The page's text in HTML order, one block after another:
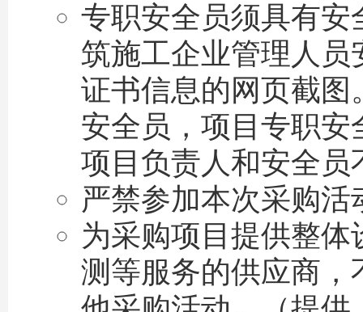
专职安全员须具有安
筑施工企业管理人
证书信息的网页截
安全员，项目专职
项目负责人和安全员
严禁参加本次采购活
为采购项目提供整
测等服务的供应商